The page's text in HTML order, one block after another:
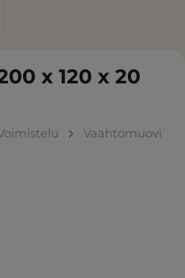
x 120 x 20
Vaahtomuovi